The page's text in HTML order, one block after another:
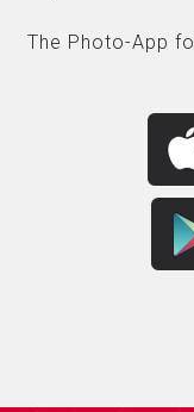
The Photo-App